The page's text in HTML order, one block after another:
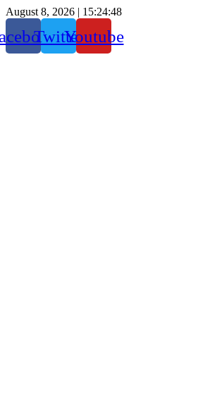
August 8, 2026 | 15:24:49
TwitterYoutube